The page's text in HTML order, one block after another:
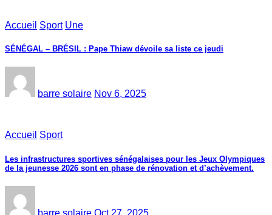
Accueil Sport Une
SÉNÉGAL – BRÉSIL : Pape Thiaw dévoile sa liste ce jeudi
barre solaire Nov 6, 2025
Accueil Sport
Les infrastructures sportives sénégalaises pour les Jeux Olympiques
de la jeunesse 2026 sont en phase de rénovation et d’achèvement.
barre solaire Oct 27, 2025